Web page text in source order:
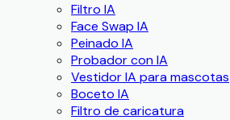
Filtro IA
Face Swap IA
Peinado IA
Probador con IA
Vestidor IA para mascotas
Boceto IA
Filtro de caricatura